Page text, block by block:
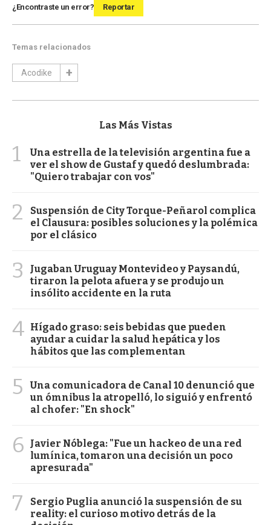
¿Encontraste un error? Reportar
Temas relacionados
Acodike
Las Más Vistas
1
Una estrella de la televisión argentina fue a
ver el show de Gustaf y quedó deslumbrada:
"Quiero trabajar con vos"
2
Suspensión de City Torque-Peñarol complica
el Clausura: posibles soluciones y la polémica
por el clásico
3
Jugaban Uruguay Montevideo y Paysandú,
tiraron la pelota afuera y se produjo un
insólito accidente en la ruta
4 Hígado graso: seis bebidas que pueden
ayudar a cuidar la salud hepática y los
hábitos que las complementan
5
Una comunicadora de Canal 10 denunció que
un ómnibus la atropelló, lo siguió y enfrentó
al chofer: "En shock"
6
Javier Nóblega: "Fue un hackeo de una red
lumínica, tomaron una decisión un poco
apresurada"
7
Sergio Puglia anunció la suspensión de su
reality: el curioso motivo detrás de la